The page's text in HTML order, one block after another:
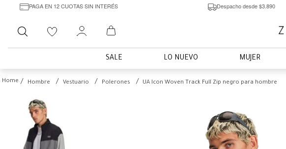
PAGA EN 12 CUOTAS SIN INTERÉS Despacho desde $3.890
Buscar
SALE LO NUEVO MUJER
Hombre Vestuario Polerones UA Icon Woven Track Full Zip negro para hombre